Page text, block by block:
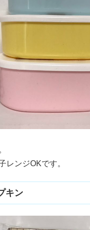
レンジOKです。
キン